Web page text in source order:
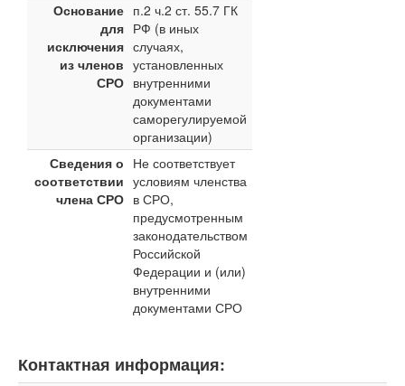
Основание
для
исключения
из членов
СРО
п.2 ч.2 ст. 55.7 ГК
РФ (в иных
случаях,
установленных
внутренними
документами
саморегулируемой
организации)
Сведения о
соответствии
члена СРО
Не соответствует
условиям членства
в СРО,
предусмотренным
законодательством
Российской
Федерации и (или)
внутренними
документами СРО
Контактная информация: